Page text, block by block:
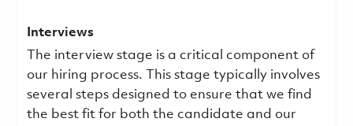
Interviews
The interview stage is a critical component of
our hiring process. This stage typically involves
several steps designed to ensure that we find
the best fit for both the candidate and our